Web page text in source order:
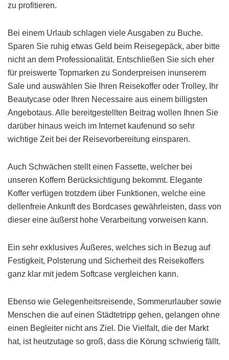
zu profitieren.
Bei einem Urlaub schlagen viele Ausgaben zu Buche.
Sparen Sie ruhig etwas Geld beim Reisegepäck, aber bitte
nicht an dem Professionalität. Entschließen Sie sich eher
für preiswerte Topmarken zu Sonderpreisen inunserem
Sale und auswählen Sie Ihren Reisekoffer oder Trolley, Ihr
Beautycase oder Ihren Necessaire aus einem billigsten
Angebotaus. Alle bereitgestellten Beitrag wollen Ihnen Sie
darüber hinaus weich im Internet kaufenund so sehr
wichtige Zeit bei der Reisevorbereitung einsparen.
Auch Schwächen stellt einen Fassette, welcher bei
unseren Koffern Berücksichtigung bekommt. Elegante
Koffer verfügen trotzdem über Funktionen, welche eine
dellenfreie Ankunft des Bordcases gewährleisten, dass von
dieser eine äußerst hohe Verarbeitung vorweisen kann.
Ein sehr exklusives Äußeres, welches sich in Bezug auf
Festigkeit, Polsterung und Sicherheit des Reisekoffers
ganz klar mit jedem Softcase vergleichen kann.
Ebenso wie Gelegenheitsreisende, Sommerurlauber sowie
Menschen die auf einen Städtetripp gehen, gelangen ohne
einen Begleiter nicht ans Ziel. Die Vielfalt, die der Markt
hat, ist heutzutage so groß, dass die Körung schwierig fällt.